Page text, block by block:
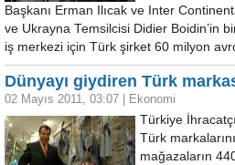
Başkanı Erman Ilıcak ve Inter
ve Ukrayna Temsilcisi Didier Boidin’in
iş merkezi için Türk şirket 60 milyon
Dünyayı giydiren Türk
02 Mayıs 2011, 03:07 Ekonomi
Türkiye
Türk
mağazaların